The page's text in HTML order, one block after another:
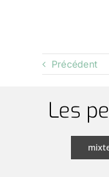
Précédent
Les